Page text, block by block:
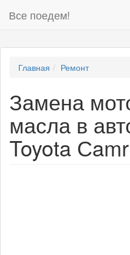
Все поедем!
Главная Ремонт
Замена
масла в
Toyota